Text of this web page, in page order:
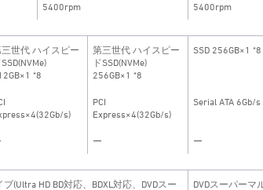
5400rpm 5400rpm
世代 ハイスピー
SSD(NVMe)
*8
第三世代 ハイスピー
ドSSD(NVMe)
256GB×1 *8
SSD 256GB×1 *8
s)
PCI
Express×4(32Gb/s)
Serial ATA 6Gb/s
ー ー
(Ultra HD BD対応、BDXL対応、DVDスー
DVDスーパーマ